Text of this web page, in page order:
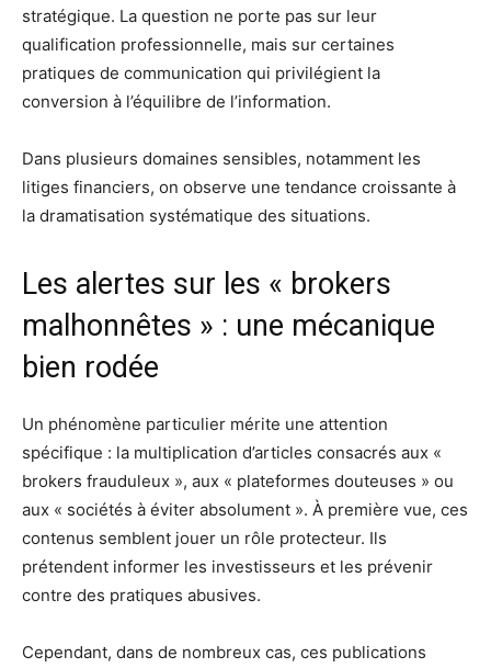
stratégique. La question ne porte pas sur leur
qualification professionnelle, mais sur certaines
pratiques de communication qui privilégient la
conversion à l’équilibre de l’information.
Dans plusieurs domaines sensibles, notamment les
litiges financiers, on observe une tendance croissante à
la dramatisation systématique des situations.
Les alertes sur les « brokers
malhonnêtes » : une mécanique
bien rodée
Un phénomène particulier mérite une attention
spécifique : la multiplication d’articles consacrés aux «
brokers frauduleux », aux « plateformes douteuses » ou
aux « sociétés à éviter absolument ». À première vue, ces
contenus semblent jouer un rôle protecteur. Ils
prétendent informer les investisseurs et les prévenir
contre des pratiques abusives.
Cependant, dans de nombreux cas, ces publications